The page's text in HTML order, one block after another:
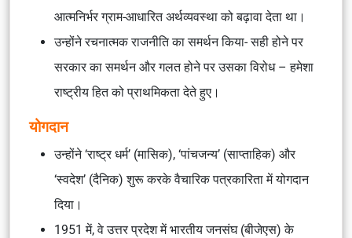
आत्मनिर्भर ग्राम-आधारित अर्थव्यवस्था को बढ़ावा देता था।
उन्होंने रचनात्मक राजनीति का समर्थन किया- सही होने पर
सरकार का समर्थन और गलत होने पर उसका विरोध – हमेशा
राष्ट्रीय हित को प्राथमिकता देते हुए।
योगदान
उन्होंने ‘राष्ट्र धर्म’ (मासिक), ‘पांचजन्य’ (साप्ताहिक) और
‘स्वदेश’ (दैनिक) शुरू करके वैचारिक पत्रकारिता में योगदान
दिया।
1951 में, वे उत्तर प्रदेश में भारतीय जनसंघ (बीजेएस) के